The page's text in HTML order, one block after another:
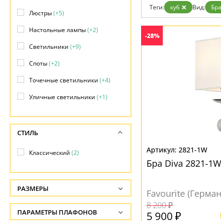
Возврат
Отзывы
Дизайнерам
Бренды
Контакты
Теги: куб Вид: Бра
-28%
2821-1W
Бра Diva 2821-
Favourite
8 200 ₽
5 900 ₽
Люстры(+5)
Настольные лампы(+2)
Светильники (+9)
Споты(+2)
Точечные светильники (+4)
Уличные светильники (+1)
СТИЛЬ
Классический (2)
РАЗМЕРЫ
Высота, см
-
ПАРАМЕТРЫ ПЛАФОНОВ